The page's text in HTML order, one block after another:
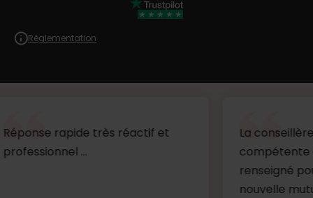
Réglementation
très réactif et
...
La conseillère est très
compétente et m'a
renseigné pour le choix
nouvelle mutu...